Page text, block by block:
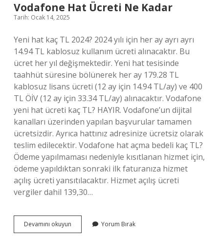
Vodafone Hat Ücreti Ne Kadar
Tarih: Ocak 14, 2025
Yeni hat kaç TL 2024? 2024 yılı için her ay ayrı ayrı
14.94 TL kablosuz kullanım ücreti alınacaktır. Bu
ücret her yıl değişmektedir. Yeni hat tesisinde
taahhüt süresine bölünerek her ay 179.28 TL
kablosuz lisans ücreti (12 ay için 14.94 TL/ay) ve 400
TL ÖİV (12 ay için 33.34 TL/ay) alınacaktır. Vodafone
yeni hat ücreti kaç TL? HAYIR. Vodafone’un dijital
kanalları üzerinden yapılan başvurular tamamen
ücretsizdir. Ayrıca hattınız adresinize ücretsiz olarak
teslim edilecektir. Vodafone hat açma bedeli kaç TL?
Ödeme yapılmaması nedeniyle kısıtlanan hizmet için,
ödeme yapıldıktan sonraki ilk faturanıza hizmet
açılış ücreti yansıtılacaktır. Hizmet açılış ücreti
vergiler dahil 139,30…
Devamını okuyun Vodafone
Hat
Yorum Bırak